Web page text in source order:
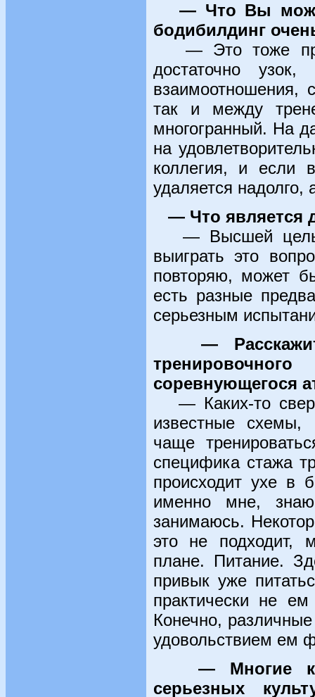
— Что Вы
бодибилдинг
— Это тоже
достаточно
взаимоотношения,
так и между
многогранный. На
на
коллегия, и если
удаляется надолго,
— Что является
— Высшей целью
выиграть это
повторяю, может
есть разные
серьезным
—
соревнующегося
— Каких-то
известные схемы,
чаще
специфика стажа
происходит ухе в
именно мне,
занимаюсь.
это не подходит,
плане. Питание.
привык уже
практически не
Конечно,
удовольствием ем
— Многие
серьезных